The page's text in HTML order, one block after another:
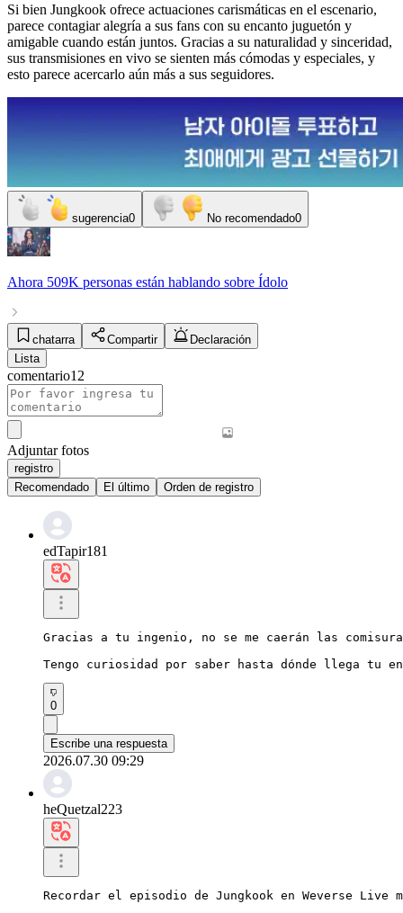
Si bien Jungkook ofrece actuaciones carismáticas en el escenario,
parece contagiar alegría a sus fans con su encanto juguetón y
amigable cuando están juntos. Gracias a su naturalidad y sinceridad,
sus transmisiones en vivo se sienten más cómodas y especiales, y
esto parece acercarlo aún más a sus seguidores.
sugerencia0 No recomendado0
Ahora 509K personas están hablando sobre Ídolo
chatarra Compartir
Declaración
Lista
comentario12
Adjuntar fotos
registro
Recomendado
El último Orden de registro
edTapir181
Gracias a tu ingenio, no se me caerán las
Tengo curiosidad por saber hasta dónde llega tu
0
Escribe una respuesta
2026.07.30 09:29
heQuetzal223
Recordar el episodio de Jungkook en Weverse